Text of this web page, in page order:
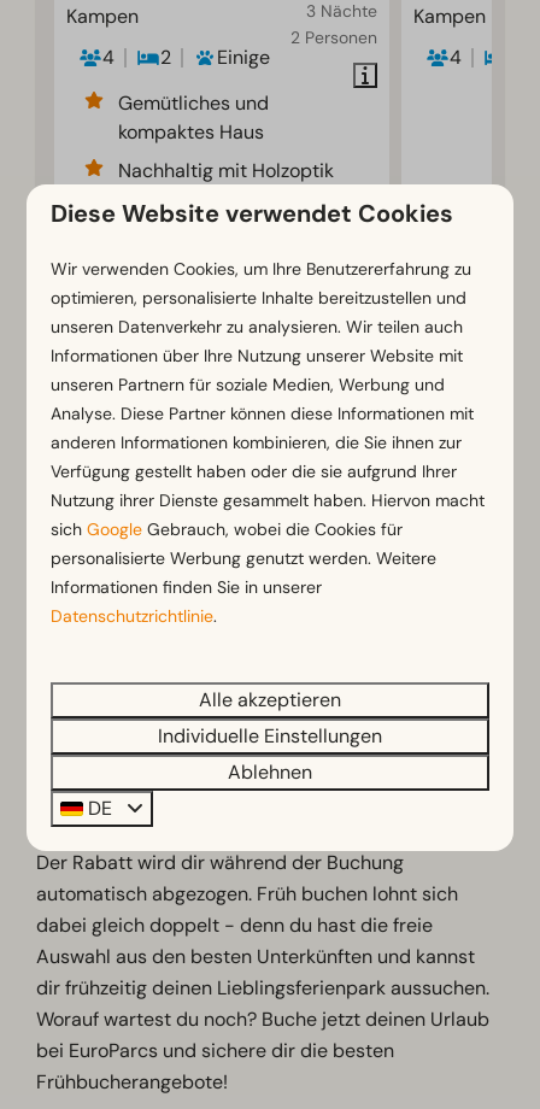
3 Nächte
2 Personen
Kampen
4
2
Einige
Gemütliches und
kompaktes Haus
Nachhaltig mit Holzoptik
Freier Blick vom
Wasser
Ansehen
Kampen
4
Mehr Ergebnisse (48 Parks)
Sichere dir deinen
Frühbucherrabatt
sicherst dir nicht nur den Urlaub deiner Wahl,
sondern auch einen satten Frühbucherrabatt. Wenn
du dich jetzt für einen Frühbucherurlaub
entscheidest, kannst du dir sogar schon die besten
Angebote für die nächste Saison sichern.
Der Rabatt wird dir während der Buchung
automatisch abgezogen. Früh buchen lohnt sich
dabei gleich doppelt - denn du hast die freie
Auswahl aus den besten Unterkünften und kannst
dir frühzeitig deinen Lieblingsferienpark aussuchen.
Worauf wartest du noch? Buche jetzt deinen Urlaub
bei EuroParcs und sichere dir die besten
Frühbucherangebote!
Diese Website verwendet Cookies
Wir verwenden Cookies, um Ihre Benutzererfahrung zu
optimieren, personalisierte Inhalte bereitzustellen und
unseren Datenverkehr zu analysieren. Wir teilen auch
Informationen über Ihre Nutzung unserer Website mit
unseren Partnern für soziale Medien, Werbung und
Analyse. Diese Partner können diese Informationen mit
anderen Informationen kombinieren, die Sie ihnen zur
Verfügung gestellt haben oder die sie aufgrund Ihrer
Nutzung ihrer Dienste gesammelt haben. Hiervon macht
sichGoogle Gebrauch, wobei die Cookies für
personalisierte Werbung genutzt werden. Weitere
Informationen finden Sie in unserer
Datenschutzrichtlinie.
Alle akzeptieren
Individuelle Einstellungen
Ablehnen
DE